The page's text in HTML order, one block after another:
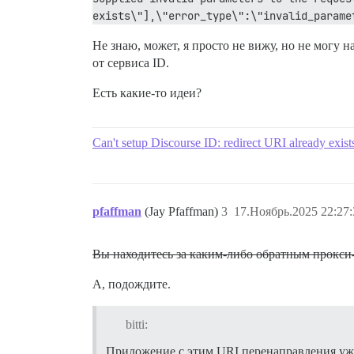
Не знаю, может, я просто не вижу, но не могу
от сервиса ID.
Есть какие-то идеи?
Can't setup Discourse ID: redirect URI already
pfaffman (Jay Pfaffman) 17.Ноябрь.2025
3
Вы находитесь за каким-либо обратным
А, подождите.
bitti: